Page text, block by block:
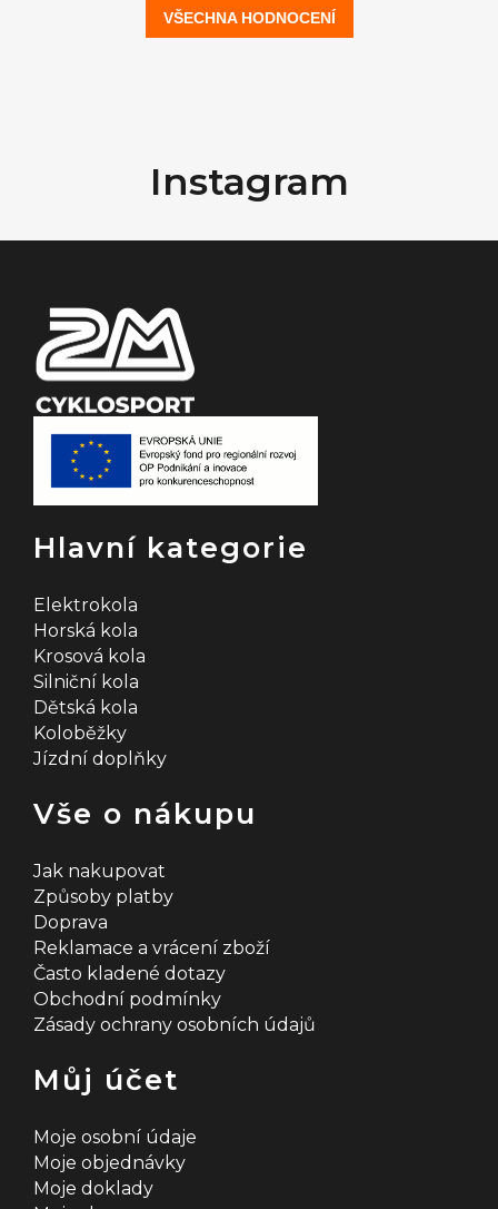
VŠECHNA HODNOCENÍ
t
Instagram
Hlavní kategorie
Elektrokola
Horská kola
Krosová kola
Silniční kola
Dětská kola
Koloběžky
Jízdní doplňky
Vše o nákupu
Jak nakupovat
Způsoby platby
Doprava
Reklamace a vrácení zboží
Často kladené dotazy
Obchodní podmínky
Zásady ochrany osobních údajů
Můj účet
Moje osobní údaje
Moje objednávky
Moje doklady